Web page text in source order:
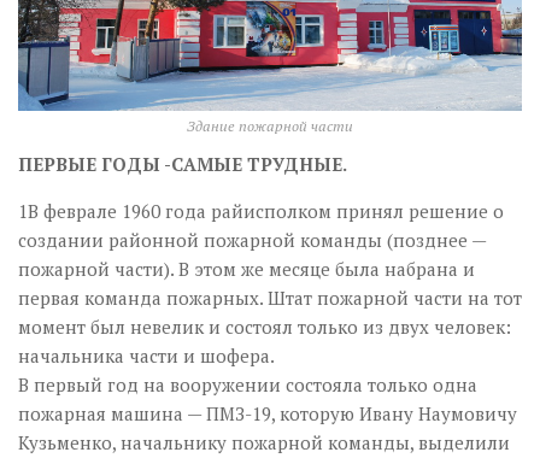
Здание пожарной части
ПЕРВЫЕ ГОДЫ -САМЫЕ ТРУДНЫЕ.
1В феврале 1960 года райисполком принял решение о
создании районной пожарной команды (позднее —
пожарной части). В этом же месяце была набрана и
первая команда пожарных. Штат пожарной части на тот
момент был невелик и состоял только из двух человек:
начальника части и шофера.
В первый год на вооружении состояла только одна
пожарная машина — ПМЗ-19, которую Ивану Наумовичу
Кузьменко, начальнику пожарной команды, выделили